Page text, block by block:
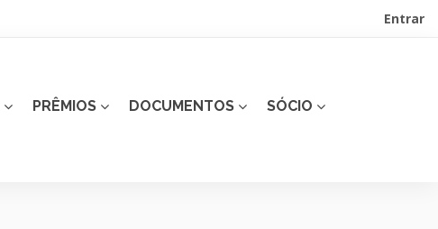
Entrar
PRÊMIOS DOCUMENTOS SÓCIO